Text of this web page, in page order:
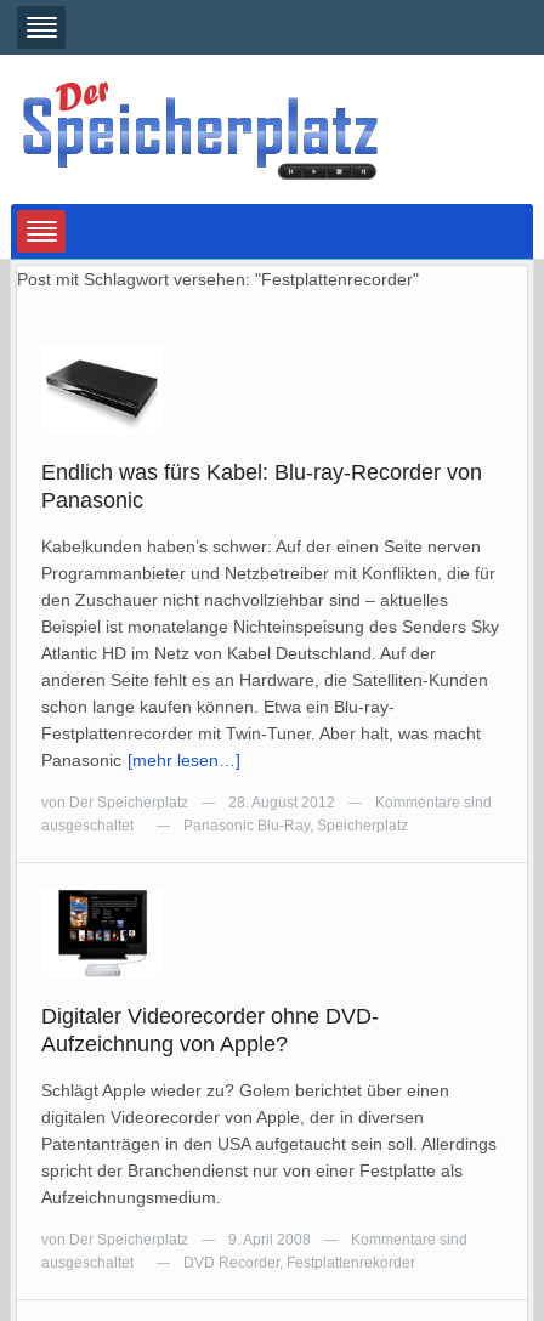
Post mit Schlagwort versehen: "Festplattenrecorder"
Endlich was fürs Kabel: Blu-ray-Recorder von
Panasonic
Kabelkunden haben’s schwer: Auf der einen Seite nerven
Programmanbieter und Netzbetreiber mit Konflikten, die für
den Zuschauer nicht nachvollziehbar sind – aktuelles
Beispiel ist monatelange Nichteinspeisung des Senders Sky
Atlantic HD im Netz von Kabel Deutschland. Auf der
anderen Seite fehlt es an Hardware, die Satelliten-Kunden
schon lange kaufen können. Etwa ein Blu-ray-
Festplattenrecorder mit Twin-Tuner. Aber halt, was macht
Panasonic [mehr lesen…]
von Der Speicherplatz — 28. August 2012 —
Kommentare sind
ausgeschaltet
— Panasonic Blu-Ray, Speicherplatz
Digitaler Videorecorder ohne DVD-
Aufzeichnung von Apple?
Schlägt Apple wieder zu? Golem berichtet über einen
digitalen Videorecorder von Apple, der in diversen
Patentanträgen in den USA aufgetaucht sein soll. Allerdings
spricht der Branchendienst nur von einer Festplatte als
Aufzeichnungsmedium.
von Der Speicherplatz — 9. April 2008 —
Kommentare sind
ausgeschaltet
— DVD Recorder, Festplattenrekorder